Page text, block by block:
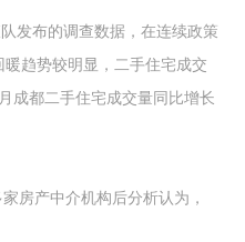
发布的调查数据，在连续政策
趋势较明显，二手住宅成交
成都二手住宅成交量同比增长
房产中介机构后分析认为，